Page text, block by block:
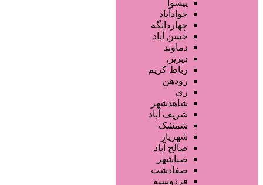
محصولات پوست
محصولات مو
خدمات دندانپزشکی
ماساژ و اسپا
خدمات لیزر و رفع موهای زائد
سایر خدمات
پیشوا
جوادآباد
چهاردانگه
حسن آباد
دماوند
دیزین
رباط کریم
رودهن
ری
شاهدشهر
شریف آباد
شمشک
شهریار
صالح آباد
صباشهر
صفادشت
فردوسیه